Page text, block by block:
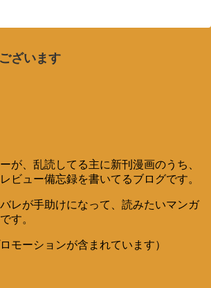
ざいます
が、乱読してる主に新刊漫画のうち、
ビュー備忘録を書いてるブログです。
レが手助けになって、読みたいマンガ
す。
モーションが含まれています）